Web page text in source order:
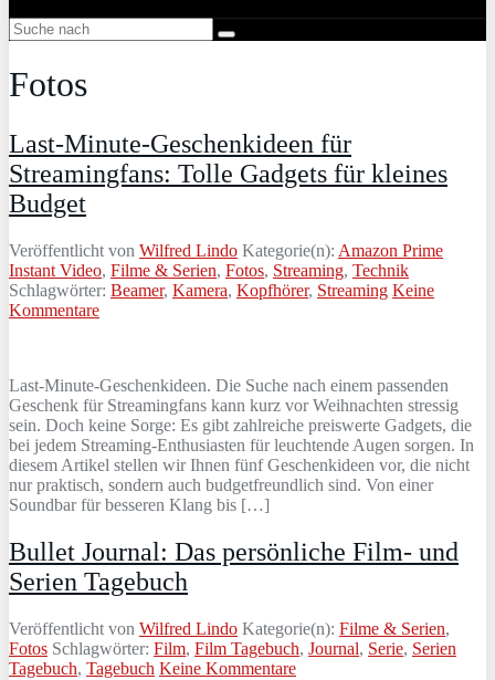
Fotos
Last-Minute-Geschenkideen für
Streamingfans: Tolle Gadgets für kleines
Budget
Veröffentlicht von Wilfred Lindo Kategorie(n): Amazon Prime
Instant Video, Filme & Serien, Fotos, Streaming, Technik
Schlagwörter: Beamer, Kamera, Kopfhörer, Streaming Keine
Kommentare
Last-Minute-Geschenkideen. Die Suche nach einem passenden
Geschenk für Streamingfans kann kurz vor Weihnachten stressig
sein. Doch keine Sorge: Es gibt zahlreiche preiswerte Gadgets, die
bei jedem Streaming-Enthusiasten für leuchtende Augen sorgen. In
diesem Artikel stellen wir Ihnen fünf Geschenkideen vor, die nicht
nur praktisch, sondern auch budgetfreundlich sind. Von einer
Soundbar für besseren Klang bis […]
Bullet Journal: Das persönliche Film- und
Serien Tagebuch
Veröffentlicht von Wilfred Lindo Kategorie(n): Filme & Serien,
Fotos Schlagwörter: Film, Film Tagebuch, Journal, Serie, Serien
Tagebuch, Tagebuch Keine Kommentare